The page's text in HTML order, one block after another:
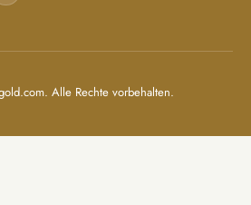
Alle Rechte vorbehalten.